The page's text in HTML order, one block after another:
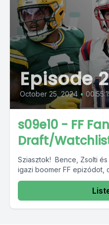
Episode
October 25, 2024 •
s09e10 - FF
Draft/
Sziasztok! Bence, Zsolti
igazi boomer FF epizódot,